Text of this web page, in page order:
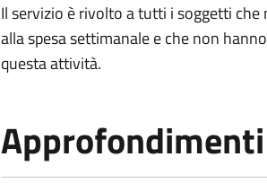
Il servizio è rivolto a tutti i soggetti
alla spesa settimanale e che non
questa attività.
Approfondimenti